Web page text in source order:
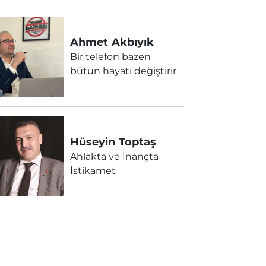
Ahmet Akbıyık
Bir telefon bazen
bütün hayatı değiştirir
Hüseyin Toptaş
Ahlakta ve İnançta
İstikamet